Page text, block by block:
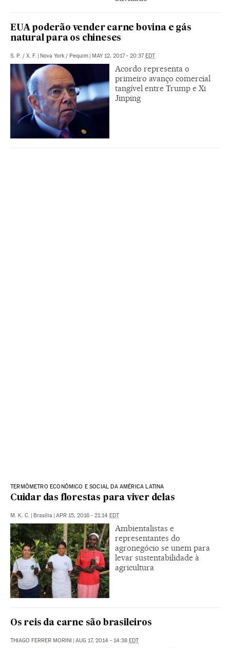
EUA poderão vender carne bovina e gás
natural para os chineses
S. P. / X. F. Nova York / Pequim MAY 12, 2017 - 20:37 EDT
Acordo representa o
primeiro avanço comercial
tangível entre Trump e Xi
Jinping
TERMÔMETRO ECONÔMICO E SOCIAL DA AMÉRICA LATINA
Cuidar das florestas para viver delas
M. K. C. | Brasília | APR 15, 2016 - 21:14 EDT
Ambientalistas e
representantes do
agronegócio se unem para
levar sustentabilidade à
agricultura
Os reis da carne são brasileiros
THIAGO FERRER MORINI | AUG 17, 2014 - 14:38 EDT